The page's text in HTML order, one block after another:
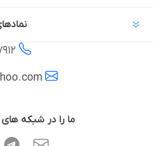
ما را در شبکه های